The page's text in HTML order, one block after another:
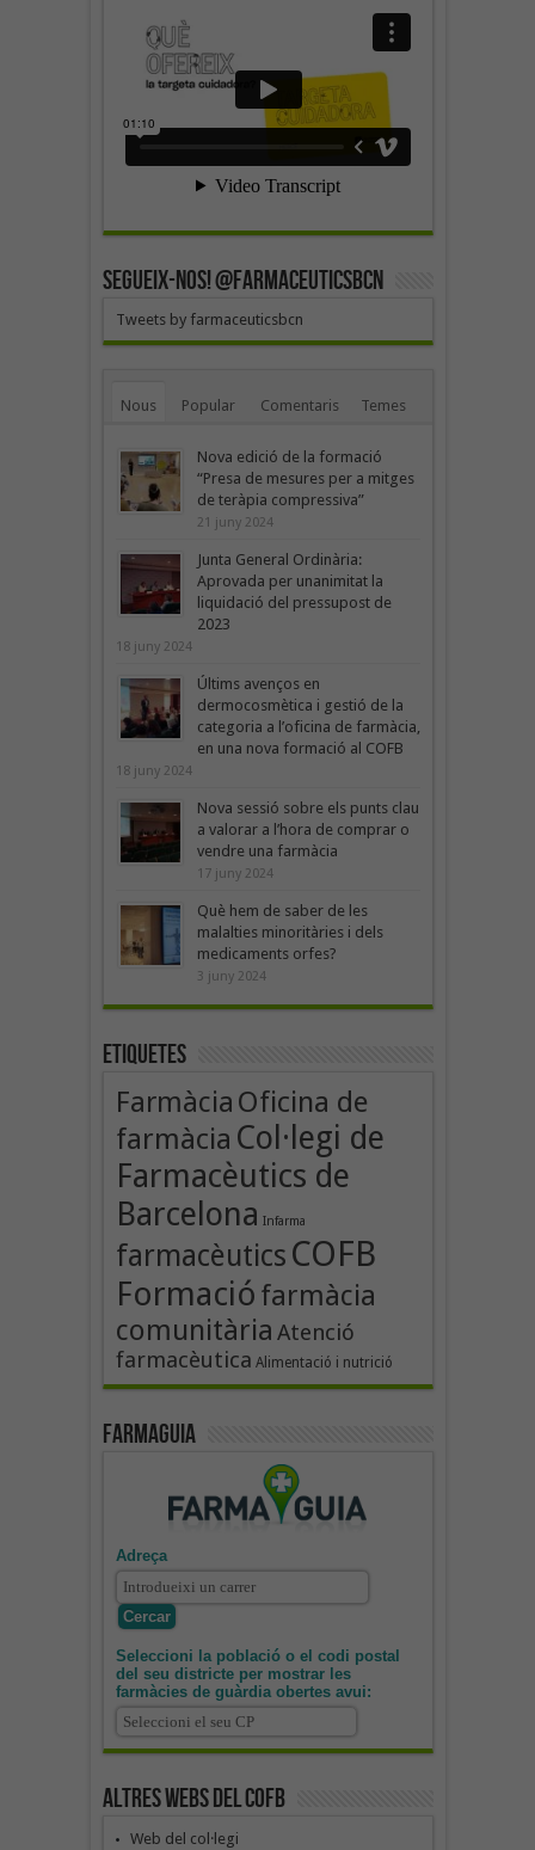
SEGUEIX-NOS! @farmaceuticsbcn
Tweets by farmaceuticsbcn
Nous Popular Comentaris Temes
Nova edició de la formació
“Presa de mesures per a mitges
de teràpia compressiva”
21 juny 2024
Junta General Ordinària:
Aprovada per unanimitat la
liquidació del pressupost de
2023
18 juny 2024
Últims avenços en
dermocosmètica i gestió de la
categoria a l’oficina de farmàcia,
en una nova formació al COFB
18 juny 2024
Nova sessió sobre els punts clau
a valorar a l’hora de comprar o
vendre una farmàcia
17 juny 2024
Què hem de saber de les
malalties minoritàries i dels
medicaments orfes?
3 juny 2024
Etiquetes
Farmàcia Oficina de
farmàcia Col·legi de
Farmacèutics de
Barcelona Infarma
farmacèutics COFB
Formació farmàcia
comunitària Atenció
farmacèutica Alimentació i nutrició
Farmaguia
Adreça
Seleccioni la població o el codi postal
del seu districte per mostrar les
farmàcies de guàrdia obertes avui:
Altres webs del COFB
Web del col·legi